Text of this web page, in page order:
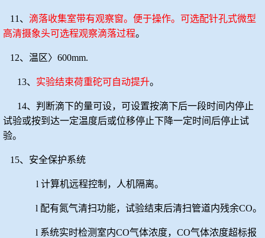
11、 滴落收集室带有观察窗。便于操作。可选配针孔式微型
高清摄象头可选程观察滴落过程。
12、温区〉600mm.
13、 实验结束荷重砣可自动提升。
14、 判断滴下的量可设，可设置按滴下后一段时间内停止
试验或按到达一定温度后或位移停止下降一定时间后停止试
验。
15、安全保护系统
l 计算机远程控制，人机隔离。
l 配有氮气清扫功能，试验结束后清扫管道内残余CO。
l 系统实时检测室内CO气体浓度，CO气体浓度超标报